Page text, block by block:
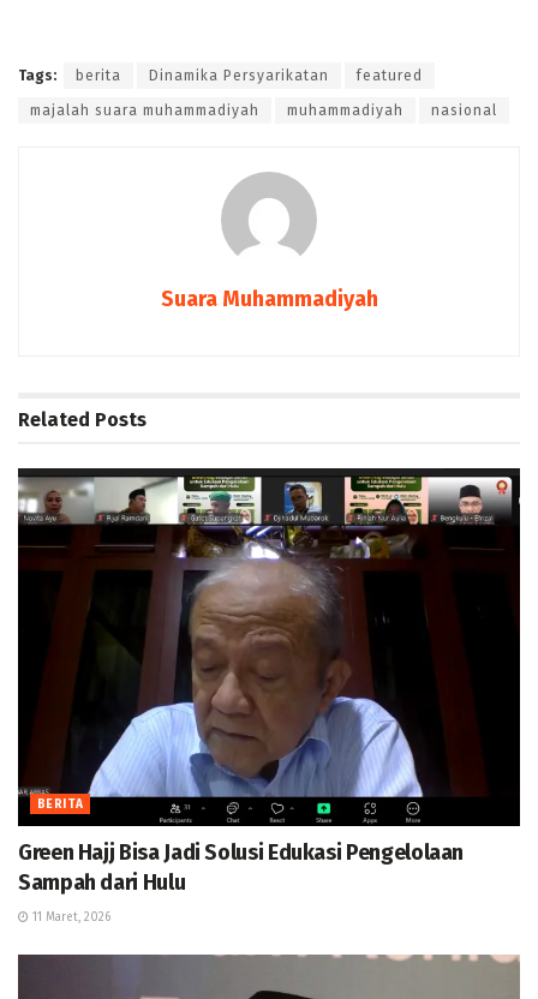
Tags: berita Dinamika Persyarikatan featured
majalah suara muhammadiyah muhammadiyah nasional
Suara Muhammadiyah
Related Posts
BERITA
Green Hajj Bisa Jadi Solusi Edukasi Pengelolaan
Sampah dari Hulu
11 Maret, 2026